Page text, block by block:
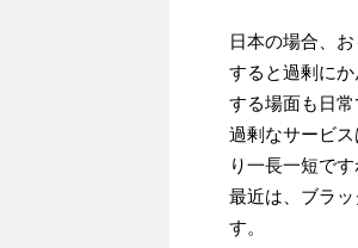
日本の場合、
すると過剰に
する場面も日常
過剰なサービ
り一長一短です
最近は、ブラ
す。